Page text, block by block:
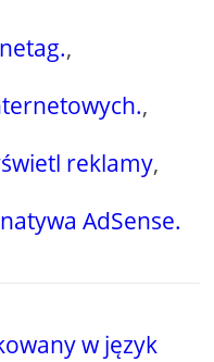
,
,
reklamy,
AdSense.
w język